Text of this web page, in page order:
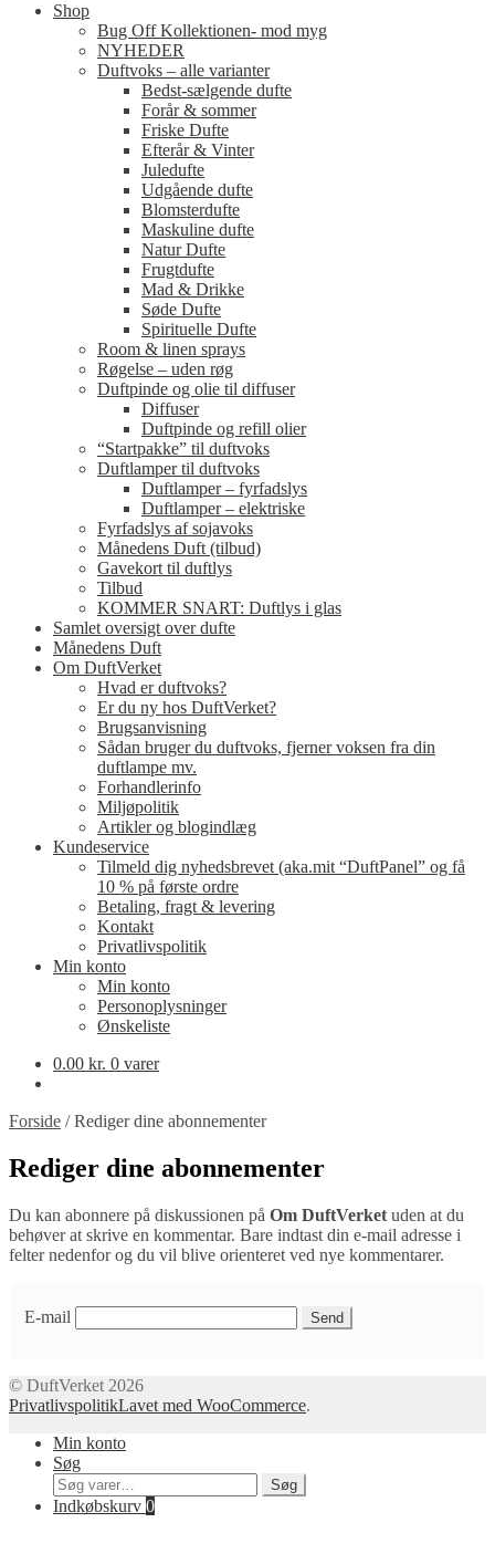
Shop
Bug Off Kollektionen- mod myg
NYHEDER
Duftvoks – alle varianter
Bedst-sælgende dufte
Forår & sommer
Friske Dufte
Efterår & Vinter
Juledufte
Udgående dufte
Blomsterdufte
Maskuline dufte
Natur Dufte
Frugtdufte
Mad & Drikke
Søde Dufte
Spirituelle Dufte
Room & linen sprays
Røgelse – uden røg
Duftpinde og olie til diffuser
Diffuser
Duftpinde og refill olier
“Startpakke” til duftvoks
Duftlamper til duftvoks
Duftlamper – fyrfadslys
Duftlamper – elektriske
Fyrfadslys af sojavoks
Månedens Duft (tilbud)
Gavekort til duftlys
Tilbud
KOMMER SNART: Duftlys i glas
Samlet oversigt over dufte
Månedens Duft
Om DuftVerket
Hvad er duftvoks?
Er du ny hos DuftVerket?
Brugsanvisning
Sådan bruger du duftvoks, fjerner voksen fra din
duftlampe mv.
Forhandlerinfo
Miljøpolitik
Artikler og blogindlæg
Kundeservice
Tilmeld dig nyhedsbrevet (aka.mit “DuftPanel” og få
10 % på første ordre
Betaling, fragt & levering
Kontakt
Privatlivspolitik
Min konto
Min konto
Personoplysninger
Ønskeliste
0.00 kr. 0 varer
Forside /Rediger dine abonnementer
Rediger dine abonnementer
Du kan abonnere på diskussionen på Om DuftVerket uden at du
behøver at skrive en kommentar. Bare indtast din e-mail adresse i
felter nedenfor og du vil blive orienteret ved nye kommentarer.
E-mail
© DuftVerket 2026
PrivatlivspolitikLavet med WooCommerce.
Min konto
Søg
Søg
efter:
Søg
Indkøbskurv 0